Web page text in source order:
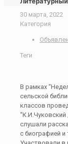
30 марта, 2022
Категория
Теги
В рамках
сельской
классов
“К.И.Чуковский
слушали
с биографией